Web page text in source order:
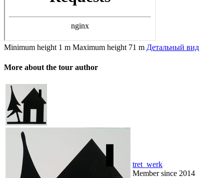
Minimum height 1 m Maximum height 71 m Детальный вид
More about the tour author
tret_werk
Member since 2014